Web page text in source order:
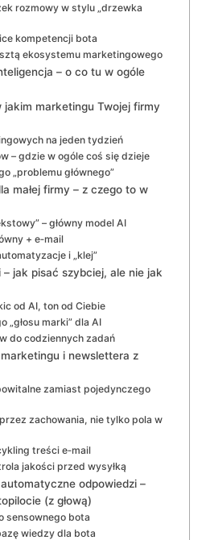
rozmowy w stylu „drzewka
kompetencji bota
ekosystemu marketingowego
– o co tu w ogóle
jakim marketingu Twojej firmy
na jeden tydzień
– gdzie w ogóle coś się dzieje
„problemu głównego”
małej firmy – z czego to w
– główny model AI
+ e‑mail
i „klej”
jak pisać szybciej, ale nie jak
od AI, ton od Ciebie
„głosu marki” dla AI
do codziennych zadań
i newslettera z
zamiast pojedynczego
zachowania, nie tylko pola w
treści e‑mail
jakości przed wysyłką
odpowiedzi –
(z głową)
sensownego bota
wiedzy dla bota